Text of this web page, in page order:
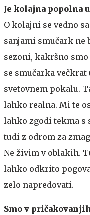
Je kolajna popolna
O kolajni se vedno
sanjami smučark ne
sezoni, kakršno
se smučarka
svetovnem pokalu.
lahko realna. Mi te
lahko zgodi tekma
tudi z odrom za
Ne živim v oblakih.
lahko odkrito
zelo napredovati.
Smo v